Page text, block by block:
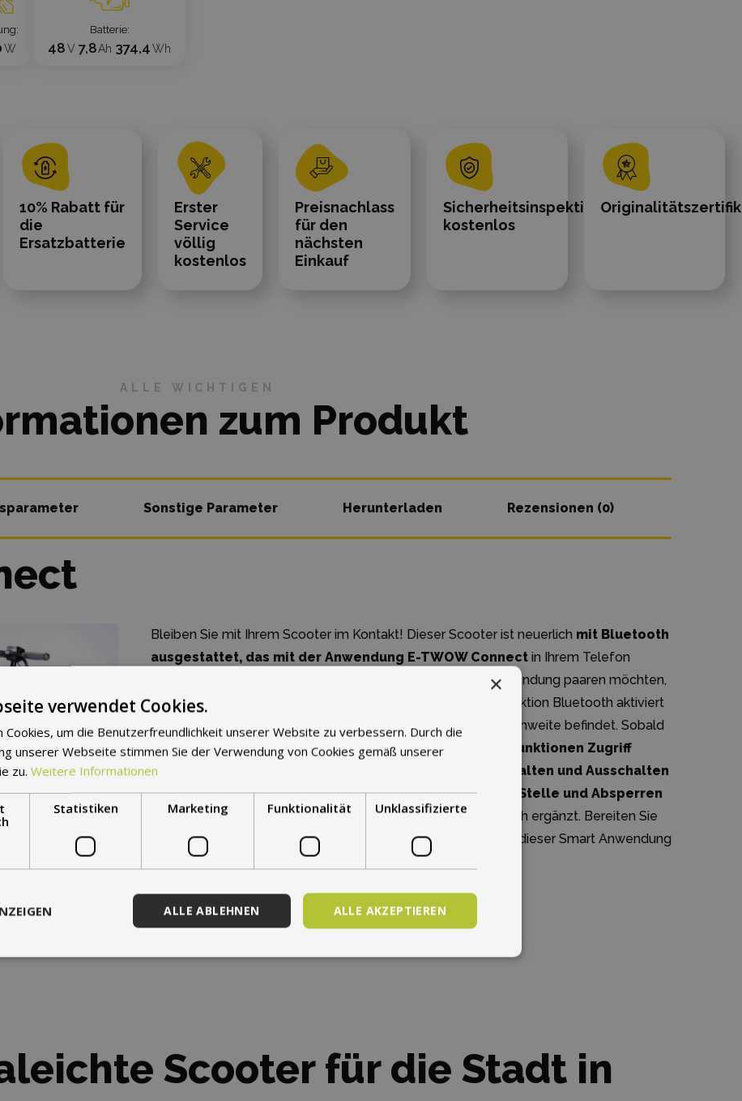
W
Batterie
48V 7,8Ah 374,4 Wh
10% Rabatt für
die
Ersatzbatterie
Erster
Service
völlig
kostenlos
Preisnachlass
für den
nächsten
Einkauf
Sicherheitsinspektionen
kostenlos
ALLE WICHTIGEN
zum Produkt
Sonstige Parameter Herunterladen Rezensionen (0)
Bleiben Sie mit Ihrem Scooter im Kontakt! Dieser Scooter ist neuerlich mit Bluetooth
ausgestattet, das mit der Anwendung E-TWOW Connect in Ihrem Telefon
verbunden werden kann. Wenn Sie den Scooter mit der Anwendung paaren möchten,
müssen Sie sich zuerst überzeugen, dass am Telefon die Funktion Bluetooth aktiviert
ist und dass der Scooter eingeschaltet ist und sich in der Reichweite befindet. Sobald
die Verbindung hergestellt wird, werden Siezu folgenden Funktionen Zugriff
haben: Einstellung des Geschwindigkeitslimits, Einschalten und Ausschalten
der Lichter, Aktivierung der Funktion Anfahren von der Stelle und Absperren
des Scooters
. Weitere Funktionen werden dann kontinuierlich ergänzt. Bereiten Sie
sich auf eine Vervollkommnung der Fahrterlebnisse mit Hilfe dieser Smart Anwendung
mit der Bluetooth Verbindung!
Scooter für die Stadt in
×
verwendet Cookies.
Cookies, um die Benutzerfreundlichkeit unserer Website zu verbessern. Durch die
unserer Webseite stimmen Sie der Verwendung von Cookies gemäß unserer
zu. Weitere Informationen
Statistiken Marketing Funktionalität Unklassifizierte
ALLE AKZEPTIEREN
ALLE ABLEHNEN